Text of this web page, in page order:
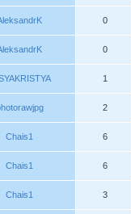
0
0
1
2
Chais1 6
Chais1 6
Chais1 3